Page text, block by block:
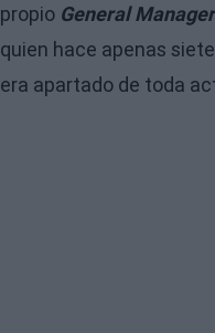
propio General Manager
quien hace apenas
era apartado de toda